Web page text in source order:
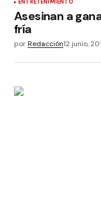
ENTRETENIMIENTO
Asesinan a
fría
porRedacción12 junio,